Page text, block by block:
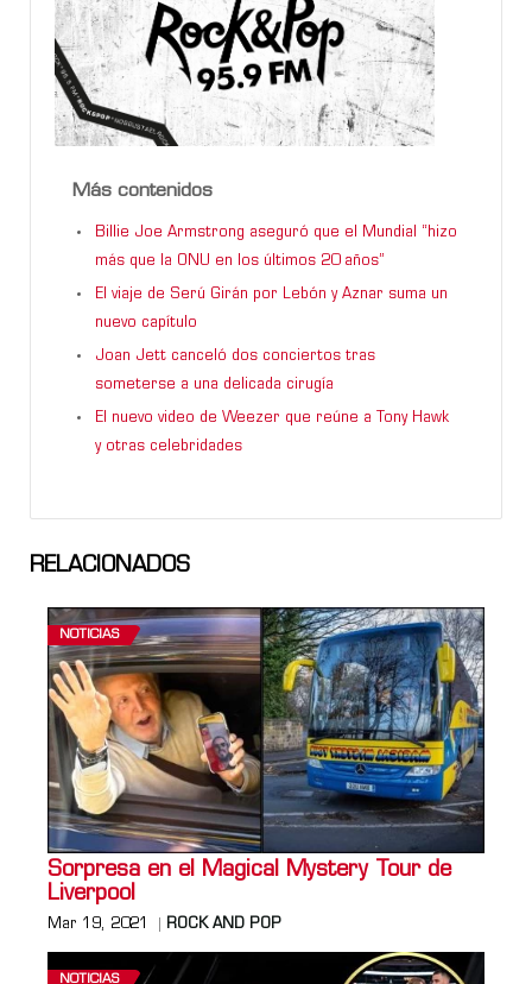
Más contenidos
Billie Joe Armstrong aseguró que el Mundial “hizo
más que la ONU en los últimos 20 años”
El viaje de Serú Girán por Lebón y Aznar suma un
nuevo capítulo
Joan Jett canceló dos conciertos tras
someterse a una delicada cirugía
El nuevo video de Weezer que reúne a Tony Hawk
y otras celebridades
RELACIONADOS
NOTICIAS
Sorpresa en el Magical Mystery Tour de
Liverpool
Mar 19, 2021 ROCK AND POP
NOTICIAS